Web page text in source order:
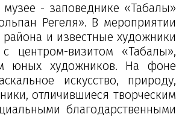
- заповеднике «Таңбалы»
Регеля». В мероприятии
и известные художники
центром-визитом «Таңбалы»,
юных художников. На фоне
искусство, природу,
отличившиеся творческим
благодарственными